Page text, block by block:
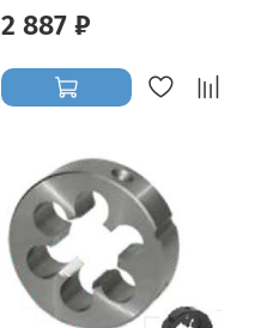
2 887 ₽